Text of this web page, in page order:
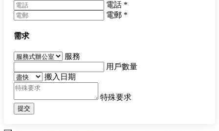
電話 *
電郵 *
需求
服務
用戶數量
搬入日期
特殊要求
提交